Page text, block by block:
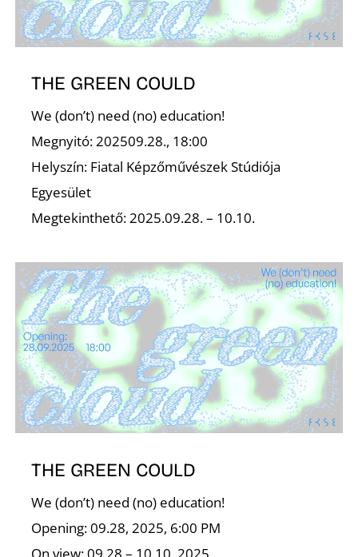
THE GREEN COULD
We (don’t) need (no) education!
Megnyitó: 202509.28., 18:00
Helyszín: Fiatal Képzőművészek Stúdiója
Egyesület
Megtekinthető: 2025.09.28. – 10.10.
THE GREEN COULD
We (don’t) need (no) education!
Opening: 09.28, 2025, 6:00 PM